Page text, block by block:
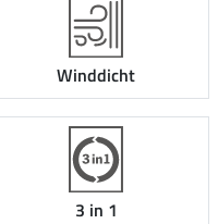
Winddicht
3 in 1